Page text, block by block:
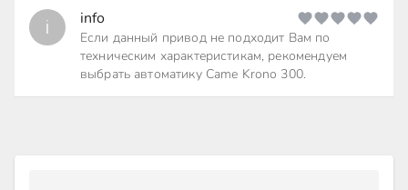
i info
Если данный привод не подходит Вам по
техническим характеристикам, рекомендуем
выбрать автоматику Came Krono 300.